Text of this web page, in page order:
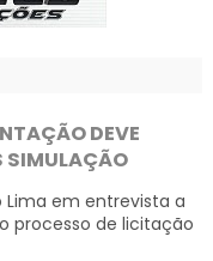
DEVE
SIMULAÇÃO
Lima em entrevista a
processo de licitação